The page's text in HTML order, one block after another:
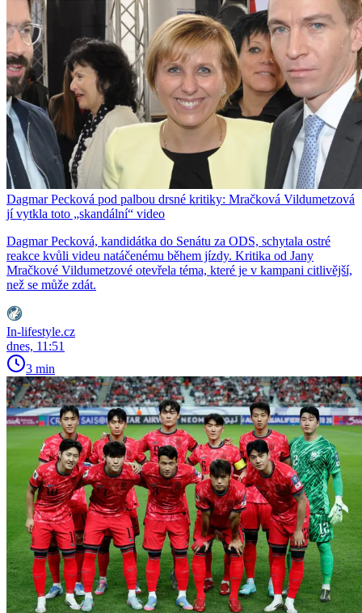
Dagmar Pecková pod palbou drsné kritiky: Mračková Vildumetzová
jí vytkla toto „skandální“ video
Dagmar Pecková, kandidátka do Senátu za ODS, schytala ostré
reakce kvůli videu natáčenému během jízdy. Kritika od Jany
Mračkové Vildumetzové otevřela téma, které je v kampani citlivější,
než se může zdát.
In-lifestyle.cz
dnes, 11:51
3 min